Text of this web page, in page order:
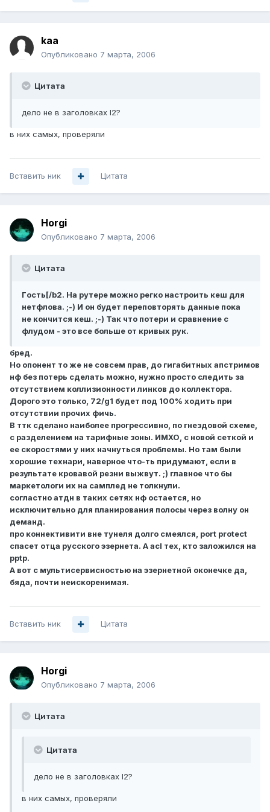
kaa
Опубликовано 7 марта, 2006
Цитата
дело не в заголовках l2?
в них самых, проверяли
Вставить ник Цитата
Horgi
Опубликовано 7 марта, 2006
Цитата
Гoсть[/b2. На рутере можно регко настроить кеш для
нетфлова. ;-) И он будет переповторять данные пока
не кончится кеш. ;-) Так что потери и сравнение с
флудом - это все больше от кривых рук.
бред.
Но опонент то же не совсем прав, до гигабитных апстримов
нф без потерь сделать можно, нужно просто следить за
отсутствием коллизионности линков до коллектора.
Дорого это только, 72/g1 будет под 100% ходить при
отсутствии прочих фичь.
В ттк сделано наиболее прогрессивно, по гнездовой схеме,
с разделением на тарифные зоны. ИМХО, с новой сеткой и
ее скоростями у них начнуться проблемы. Но там были
хорошие технари, наверное что-ть придумают, если в
результате кровавой резни выжвут. ;) главное что бы
маркетологи их на самплед не толкнули.
согластно атдн в таких сетях нф остается, но
исключительно для планирования полосы через волну он
деманд.
про коннективити вне тунеля долго смеялся, port protect
спасет отца русского эзернета. А acl тех, кто заложился на
pptp.
А вот с мультисервисностью на эзернетной оконечке да,
бяда, почти неискоренимая.
Вставить ник Цитата
Horgi
Опубликовано 7 марта, 2006
Цитата
Цитата
дело не в заголовках l2?
в них самых, проверяли